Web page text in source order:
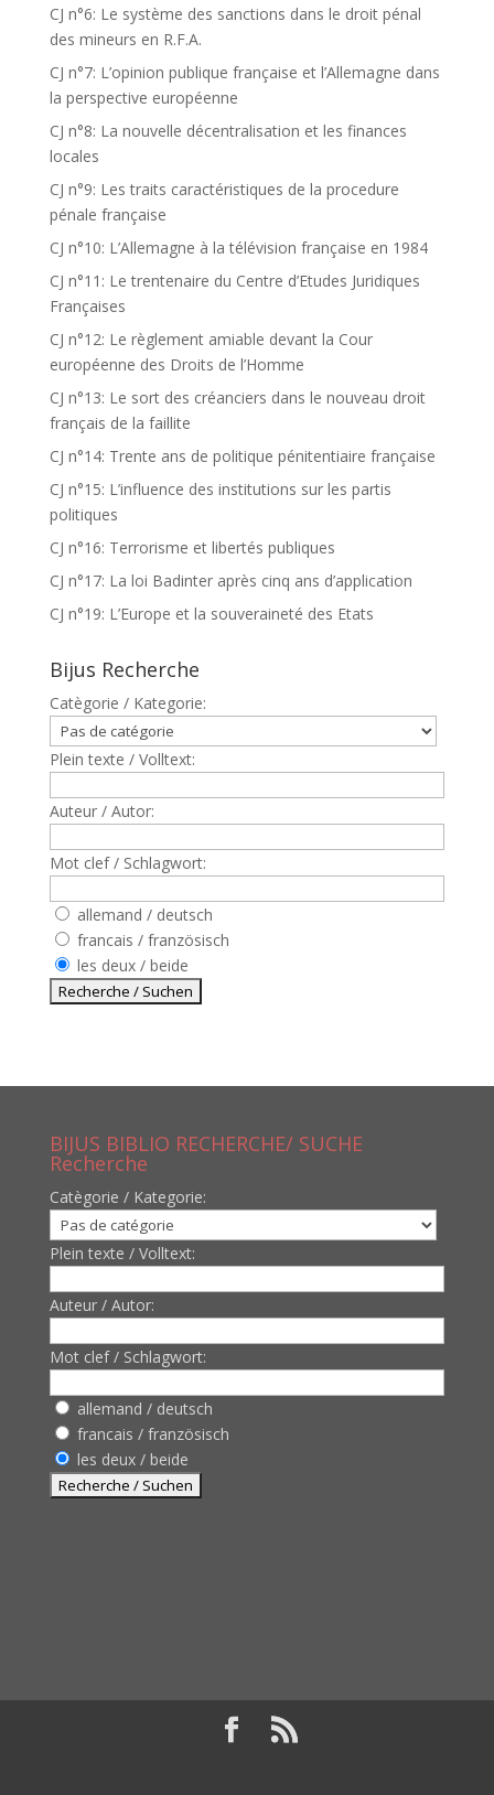
CJ n°6: Le système des sanctions dans le droit pénal
des mineurs en R.F.A.
CJ n°7: L’opinion publique française et l’Allemagne dans
la perspective européenne
CJ n°8: La nouvelle décentralisation et les finances
locales
CJ n°9: Les traits caractéristiques de la procedure
pénale française
CJ n°10: L’Allemagne à la télévision française en 1984
CJ n°11: Le trentenaire du Centre d’Etudes Juridiques
Françaises
CJ n°12: Le règlement amiable devant la Cour
européenne des Droits de l’Homme
CJ n°13: Le sort des créanciers dans le nouveau droit
français de la faillite
CJ n°14: Trente ans de politique pénitentiaire française
CJ n°15: L’influence des institutions sur les partis
politiques
CJ n°16: Terrorisme et libertés publiques
CJ n°17: La loi Badinter après cinq ans d’application
CJ n°19: L’Europe et la souveraineté des Etats
Bijus Recherche
Catègorie / Kategorie:
Plein texte / Volltext:
Auteur / Autor:
Mot clef / Schlagwort:
allemand / deutsch
francais / französisch
les deux / beide
BIJUS BIBLIO RECHERCHE/ SUCHE
Recherche
Catègorie / Kategorie:
Plein texte / Volltext:
Auteur / Autor:
Mot clef / Schlagwort:
allemand / deutsch
francais / französisch
les deux / beide